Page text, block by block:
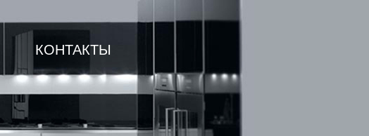
КОНТАКТЫ